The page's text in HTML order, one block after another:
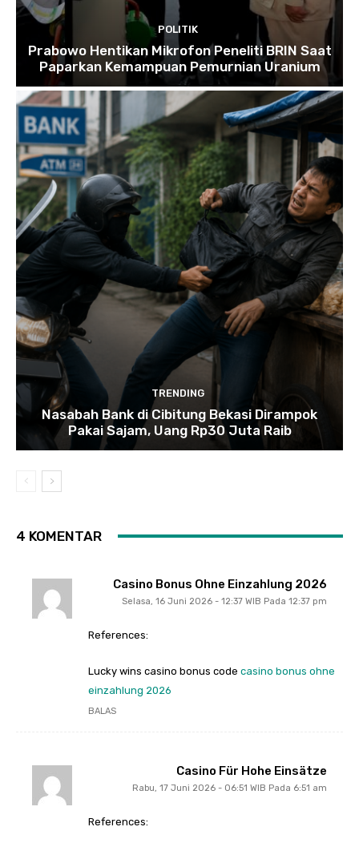
POLITIK
Prabowo Hentikan Mikrofon Peneliti BRIN Saat
Paparkan Kemampuan Pemurnian Uranium
TRENDING
Nasabah Bank di Cibitung Bekasi Dirampok
Pakai Sajam, Uang Rp30 Juta Raib
4 KOMENTAR
Casino Bonus Ohne Einzahlung 2026
Selasa, 16 Juni 2026 - 12:37 WIB Pada 12:37 pm
References:
Lucky wins casino bonus code casino bonus ohne
einzahlung 2026
BALAS
Casino Für Hohe Einsätze
Rabu, 17 Juni 2026 - 06:51 WIB Pada 6:51 am
References: